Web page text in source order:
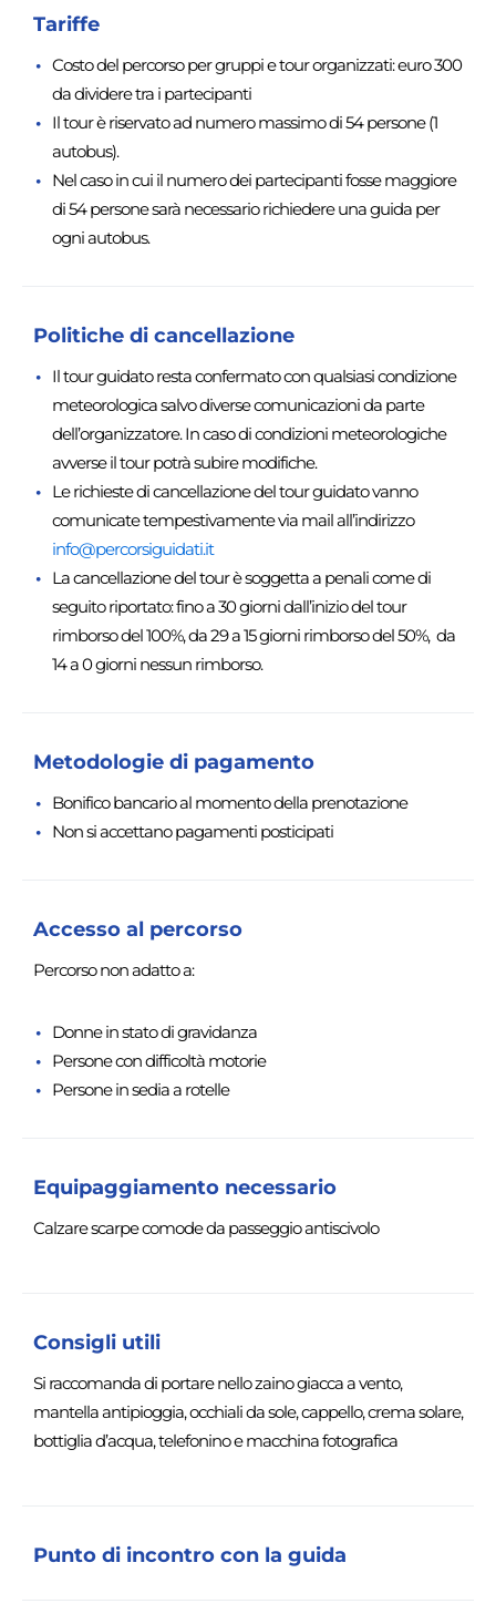
Tariffe
Costo del percorso per gruppi e tour organizzati: euro 300
da dividere tra i partecipanti
Il tour è riservato ad numero massimo di 54 persone (1
autobus).
Nel caso in cui il numero dei partecipanti fosse maggiore
di 54 persone sarà necessario richiedere una guida per
ogni autobus.
Politiche di cancellazione
Il tour guidato resta confermato con qualsiasi condizione
meteorologica salvo diverse comunicazioni da parte
dell’organizzatore. In caso di condizioni meteorologiche
avverse il tour potrà subire modifiche.
Le richieste di cancellazione del tour guidato vanno
comunicate tempestivamente via mail all’indirizzo
info@percorsiguidati.it
La cancellazione del tour è soggetta a penali come di
seguito riportato: fino a 30 giorni dall’inizio del tour
rimborso del 100%, da 29 a 15 giorni rimborso del 50%, da
14 a 0 giorni nessun rimborso.
Metodologie di pagamento
Bonifico bancario al momento della prenotazione
Non si accettano pagamenti posticipati
Accesso al percorso
Percorso non adatto a:
Donne in stato di gravidanza
Persone con difficoltà motorie
Persone in sedia a rotelle
Equipaggiamento necessario
Calzare scarpe comode da passeggio antiscivolo
Consigli utili
Si raccomanda di portare nello zaino giacca a vento,
mantella antipioggia, occhiali da sole, cappello, crema solare,
bottiglia d’acqua, telefonino e macchina fotografica
Punto di incontro con la guida